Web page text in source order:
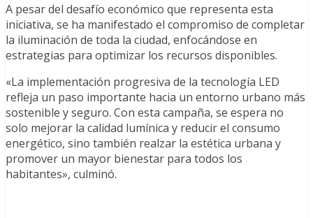
A pesar del desafío económico que representa esta
iniciativa, se ha manifestado el compromiso de completar
la iluminación de toda la ciudad, enfocándose en
estrategias para optimizar los recursos disponibles.
«La implementación progresiva de la tecnología LED
refleja un paso importante hacia un entorno urbano más
sostenible y seguro. Con esta campaña, se espera no
solo mejorar la calidad lumínica y reducir el consumo
energético, sino también realzar la estética urbana y
promover un mayor bienestar para todos los
habitantes», culminó.